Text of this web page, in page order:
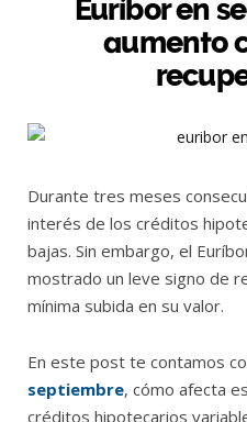
Euríbor en
aumento
Durante tres meses
interés de los créditos
bajas. Sin embargo, el
mostrado un leve signo de
mínima subida en su valor.
En este post te contamos
septiembre, cómo afecta
créditos hipotecarios